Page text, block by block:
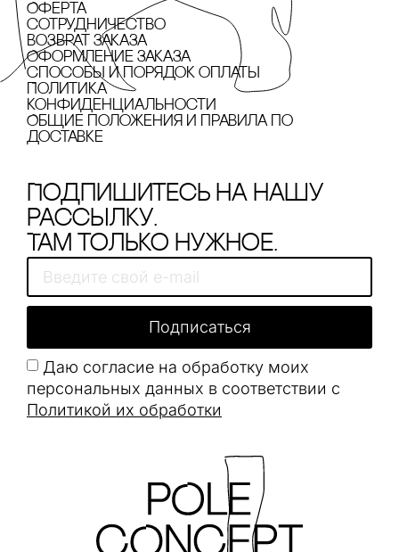
Оферта
сотрудничество
Возврат заказа
Оформление заказа
cпособы и порядок оплаты
Политика
конфиденциальности
Общие положения и правила по
доставке
Подпишитесь на нашу
рассылку.
Там только нужное.
Даю согласие на обработку моих
персональных данных в соответствии с
Политикой их обработки
Подписаться